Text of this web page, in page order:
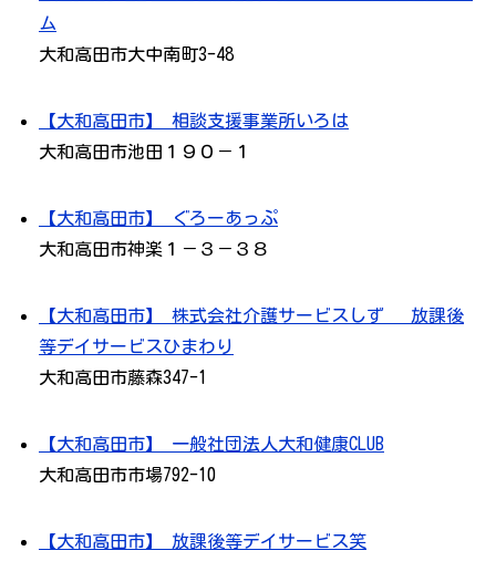
ム
大和高田市大中南町3-48
【大和高田市】 相談支援事業所いろは
大和高田市池田１９０－１
【大和高田市】 ぐろーあっぷ
大和高田市神楽１－３－３８
【大和高田市】 株式会社介護サービスしず 放課後
等デイサービスひまわり
大和高田市藤森347-1
【大和高田市】 一般社団法人大和健康CLUB
大和高田市市場792-10
【大和高田市】 放課後等デイサービス笑